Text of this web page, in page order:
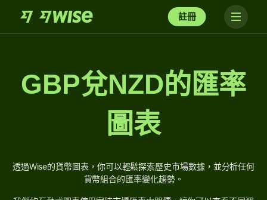
註冊
GBP兌NZD的匯率
圖表
透過Wise的貨幣圖表，你可以輕鬆探索歷史市場數據，並分析任何
貨幣組合的匯率變化趨勢。